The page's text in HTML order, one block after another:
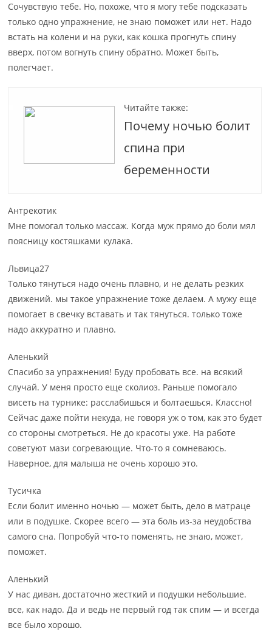
Сочувствую тебе. Но, похоже, что я могу тебе подсказать
только одно упражнение, не знаю поможет или нет. Надо
встать на колени и на руки, как кошка прогнуть спину
вверх, потом вогнуть спину обратно. Может быть,
полегчает.
Читайте также:
Почему ночью болит
спина при
беременности
Антрекотик
Мне помогал только массаж. Когда муж прямо до боли мял
поясницу костяшками кулака.
Львица27
Только тянуться надо очень плавно, и не делать резких
движений. мы такое упражнение тоже делаем. А мужу еще
помогает в свечку вставать и так тянуться. только тоже
надо аккуратно и плавно.
Аленький
Спасибо за упражнения! Буду пробовать все. на всякий
случай. У меня просто еще сколиоз. Раньше помогало
висеть на турнике: расслабишься и болтаешься. Классно!
Сейчас даже пойти некуда, не говоря уж о том, как это будет
со стороны смотреться. Не до красоты уже. На работе
советуют мази согревающие. Что-то я сомневаюсь.
Наверное, для малыша не очень хорошо это.
Тусичка
Если болит именно ночью — может быть, дело в матраце
или в подушке. Скорее всего — эта боль из-за неудобства
самого сна. Попробуй что-то поменять, не знаю, может,
поможет.
Аленький
У нас диван, достаточно жесткий и подушки небольшие.
все, как надо. Да и ведь не первый год так спим — и всегда
все было хорошо.